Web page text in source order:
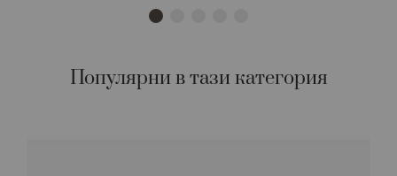
Популярни в тази категория